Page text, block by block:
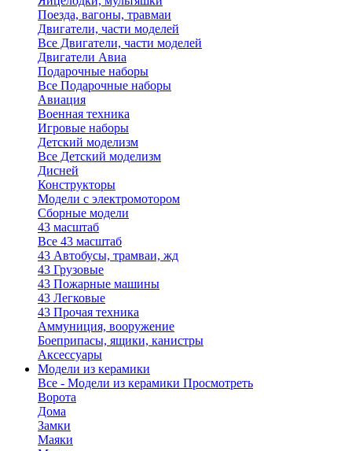
Поезда, вагоны, травмаи
Двигатели, части моделей
Все Двигатели, части моделей
Двигатели Авиа
Подарочные наборы
Все Подарочные наборы
Авиация
Военная техника
Игровые наборы
Детский моделизм
Все Детский моделизм
Дисней
Конструкторы
Модели с электромотором
Сборные модели
43 масштаб
Все 43 масштаб
43 Автобусы, трамваи, жд
43 Грузовые
43 Пожарные машины
43 Легковые
43 Прочая техника
Аммуниция, вооружение
Боеприпасы, ящики, канистры
Аксессуары
Модели из керамики
Все - Модели из керамики Просмотреть
Ворота
Дома
Замки
Маяки